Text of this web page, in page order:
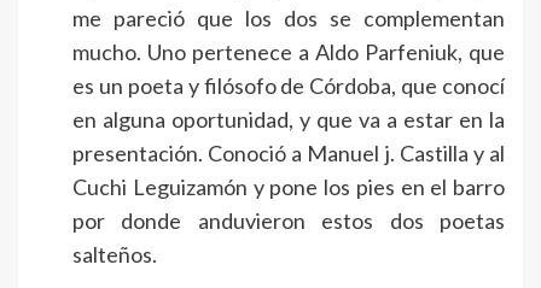
me pareció que los dos se complementan
mucho. Uno pertenece a Aldo Parfeniuk, que
es un poeta y filósofo de Córdoba, que conocí
en alguna oportunidad, y que va a estar en la
presentación. Conoció a Manuel j. Castilla y al
Cuchi Leguizamón y pone los pies en el barro
por donde anduvieron estos dos poetas
salteños.